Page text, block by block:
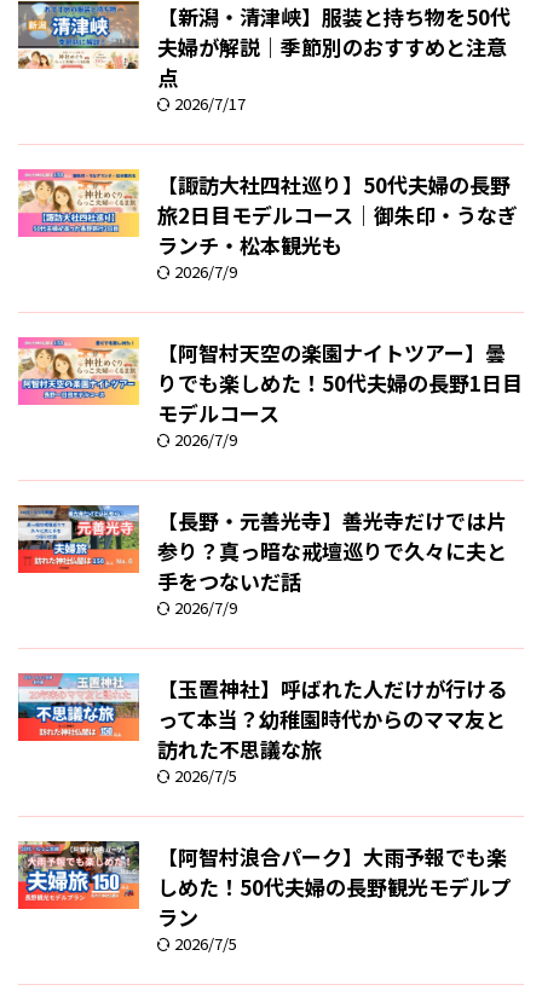
【新潟・清津峡】服装と持ち物を50代
夫婦が解説｜季節別のおすすめと注意
点
2026/7/17
【諏訪大社四社巡り】50代夫婦の長野
旅2日目モデルコース｜御朱印・うなぎ
ランチ・松本観光も
2026/7/9
【阿智村天空の楽園ナイトツアー】曇
りでも楽しめた！50代夫婦の長野1日目
モデルコース
2026/7/9
【長野・元善光寺】善光寺だけでは片
参り？真っ暗な戒壇巡りで久々に夫と
手をつないだ話
2026/7/9
【玉置神社】呼ばれた人だけが行ける
って本当？幼稚園時代からのママ友と
訪れた不思議な旅
2026/7/5
【阿智村浪合パーク】大雨予報でも楽
しめた！50代夫婦の長野観光モデルプ
ラン
2026/7/5